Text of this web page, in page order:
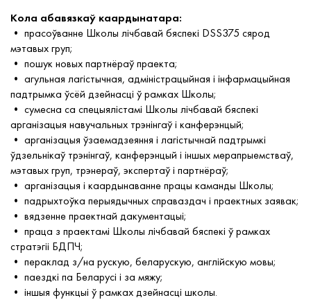
Кола абавязкаў каардынатара:
• прасоўванне Школы лічбавай бяспекі DSS375 сярод
мэтавых груп;
• пошук новых партнёраў праекта;
• агульная лагістычная, адміністрацыйная і інфармацыйная
падтрымка ўсёй дзейнасці ў рамках Школы;
• сумесна са спецыялістамі Школы лічбавай бяспекі
арганізацыя навучальных трэнінгаў і канферэнцый;
• арганізацыя ўзаемадзеяння і лагістычнай падтрымкі
ўдзельнікаў трэнінгаў, канферэнцый і іншых мерапрыемстваў,
мэтавых груп, трэнераў, экспертаў і партнёраў;
• арганізацыя і каардынаванне працы каманды Школы;
• падрыхтоўка перыядычных справаздач і праектных заявак;
• вядзенне праектнай дакументацыі;
• праца з праектамі Школы лічбавай бяспекі ў рамках
стратэгіі БДПЧ;
• пераклад з/на рускую, беларускую, англійскую мовы;
• паездкі па Беларусі і за мяжу;
• іншыя функцыі ў рамках дзейнасці школы.